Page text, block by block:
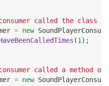
called the class
= new
(1) ;
called a method
= new